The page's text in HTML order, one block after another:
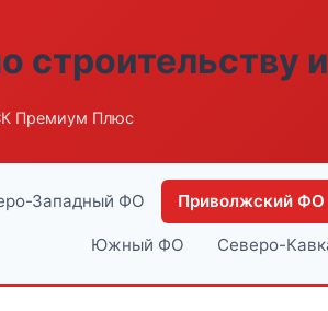
строительству
Премиум Плюс
Западный ФО Приволжский ФО
Южный ФО Северо-